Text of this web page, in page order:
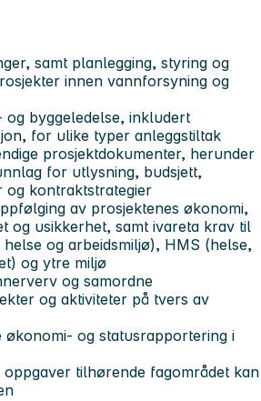
samt planlegging, styring og
innen vannforsyning og
og byggeledelse, inkludert
for ulike typer anleggstiltak
prosjektdokumenter, herunder
for utlysning, budsjett,
og kontraktstrategier
av prosjektenes økonomi,
og usikkerhet, samt ivareta krav til
og arbeidsmiljø), HMS (helse,
og ytre miljø
og samordne
og aktiviteter på tvers av
økonomi- og statusrapportering i
tilhørende fagområdet kan